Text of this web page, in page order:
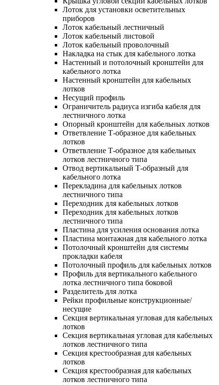
Лоток для установки осветительных
приборов
Лоток кабельный лестничный
Лоток кабельный листовой
Лоток кабельный проволочный
Накладка на стык для кабельного лотка
Настенный и потолочный кронштейн для
кабельного лотка
Настенный кронштейн для кабельных
лотков
Несущий профиль
Ограничитель радиуса изгиба кабеля для
лестничного лотка
Опорный кронштейн для кабельных лотков
Ответвление Т-образное для кабельных
лотков
Ответвление Т-образное для кабельных
лотков лестничного типа
Отвод вертикальный Т-образный для
кабельного лотка
Перекладина для кабельных лотков
лестничного типа
Переходник для кабельных лотков
Переходник для кабельных лотков
лестничного типа
Пластина для усиления основания лотка
Пластина монтажная для кабельного лотка
Потолочный кронштейн для системы
прокладки кабеля
Потолочный профиль для кабельных лотков
Профиль для вертикального кабельного
лотка лестничного типа боковой
Разделитель для лотка
Рейки профильные конструкционные/
несущие
Секция вертикальная угловая для кабельных
лотков
Секция вертикальная угловая для кабельных
лотков лестничного типа
Секция крестообразная для кабельных
лотков
Секция крестообразная для кабельных
лотков лестничного типа